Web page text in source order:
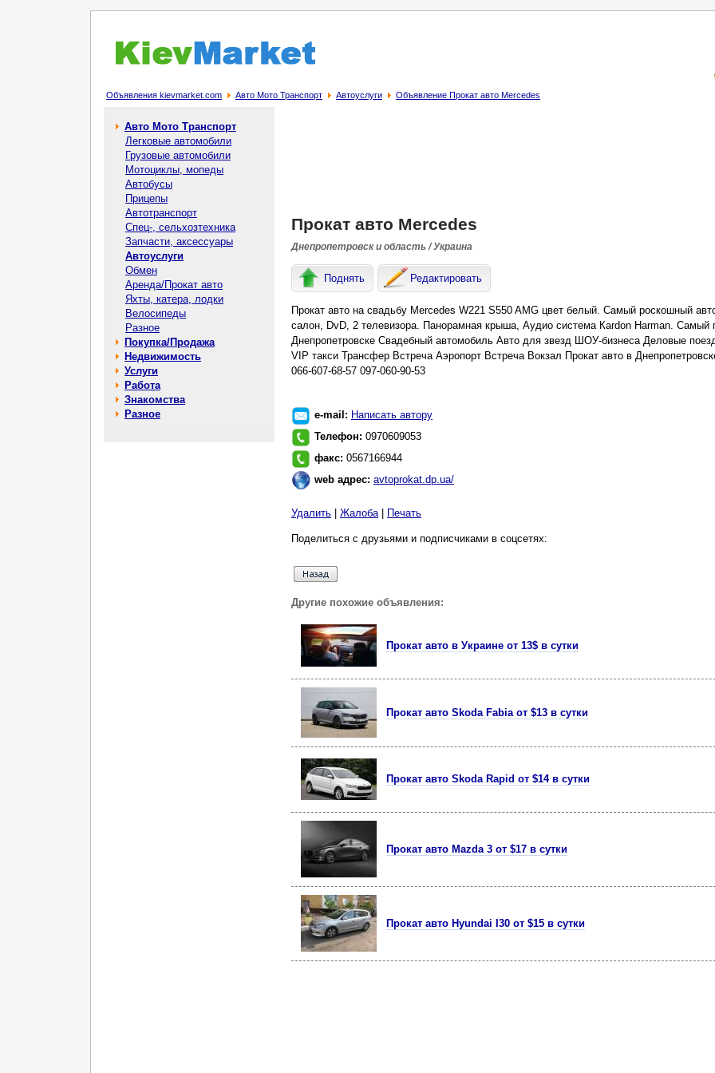
Объявления kievmarket.com Авто Мото Транспорт Автоуслуги Объявление Прокат авто Mercedes
Авто Мото Транспорт
Легковые автомобили
Грузовые автомобили
Мотоциклы, мопеды
Автобусы
Прицепы
Автотранспорт
Спец-, cельхозтехника
Запчасти, аксессуары
Автоуслуги
Обмен
Аренда/Прокат авто
Яхты, катера, лодки
Велосипеды
Разное
Покупка/Продажа
Недвижимость
Услуги
Работа
Знакомства
Разное
Прокат авто Mercedes
Днепропетровск и область / Украина
Поднять Редактировать
Прокат авто на свадьбу Mercedes W221 S550 AMG цвет белый. Самый роскошный
салон, DvD, 2 телевизора. Панорамная крыша, Аудио система Кardon Нarman. Самый
Днепропетровске Свадебный автомобиль Авто для звезд ШОУ-бизнеса Деловые
VIP такси Трансфер Встреча Аэропорт Встреча Вокзал Прокат авто в
066-607-68-57 097-060-90-53
e-mail: Написать автору
Телефон: 0970609053
факс: 0567166944
web адрес: avtoprokat.dp.ua/
Удалить Жалоба| Печать
Поделиться с друзьями и подписчиками в соцсетях:
Другие похожие объявления:
Прокат авто в Украине от 13$ в сутки
Прокат авто Skoda Fabia от $13 в сутки
Прокат авто Skoda Rapid от $14 в сутки
Прокат авто Mazda 3 от $17 в сутки
Прокат авто Hyundai I30 от $15 в сутки